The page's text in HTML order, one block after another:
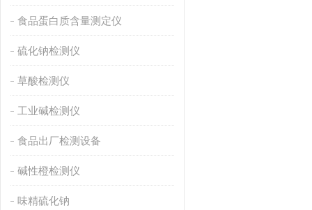
食品蛋白质含量测定仪
硫化钠检测仪
草酸检测仪
工业碱检测仪
食品出厂检测设备
碱性橙检测仪
味精硫化钠